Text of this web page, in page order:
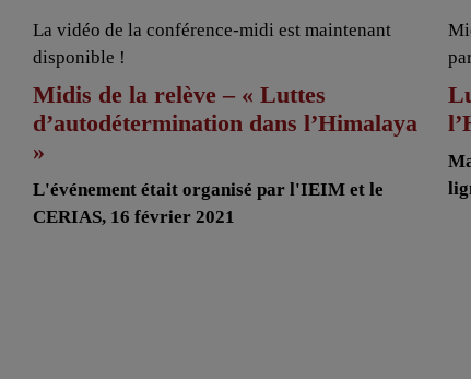
La vidéo de la conférence-midi est maintenant
disponible !
Midis de la relève – « Luttes
d’autodétermination dans l’Himalaya
»
L'événement était organisé par l'IEIM et le
CERIAS, 16 février 2021